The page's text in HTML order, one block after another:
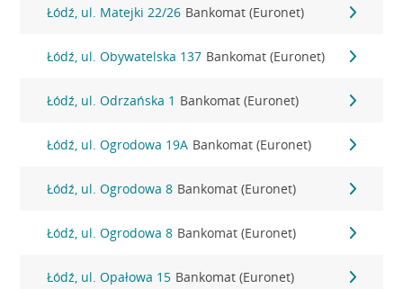
Łódź, ul. Matejki 22/26 Bankomat (Euronet)
Łódź, ul. Obywatelska 137 Bankomat (Euronet)
Łódź, ul. Odrzańska 1 Bankomat (Euronet)
Łódź, ul. Ogrodowa 19A Bankomat (Euronet)
Łódź, ul. Ogrodowa 8 Bankomat (Euronet)
Łódź, ul. Ogrodowa 8 Bankomat (Euronet)
Łódź, ul. Opałowa 15 Bankomat (Euronet)